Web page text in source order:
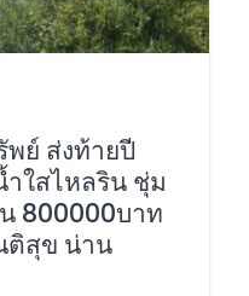
พย์ ส่งท้ายปี
ใสไหลริน ชุ่ม
800000บาท
ติสุข น่าน